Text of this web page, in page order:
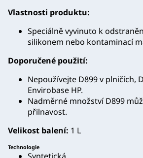
Vlastnosti produktu:
Speciálně vyvinuto k
silikonem nebo kontaminací
Doporučené použití:
Nepoužívejte D899 v plničích,
Envirobase HP.
Nadměrné množství D899
přilnavost.
Velikost balení: 1 L
Technologie